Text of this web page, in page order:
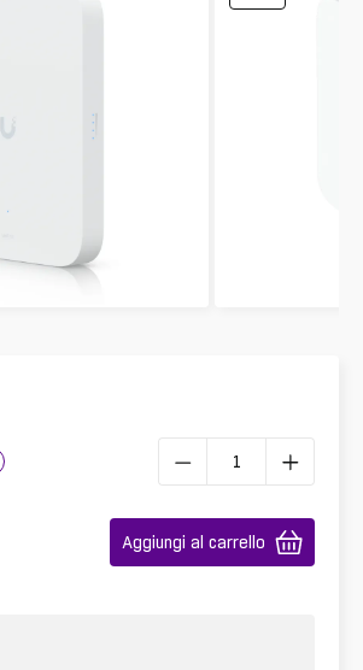
Aggiungi al carrello